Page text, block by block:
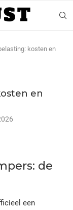
kosten en
en
de
een